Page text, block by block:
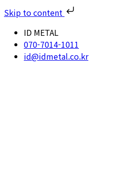
Skip to content
ID METAL
070-7014-1011
id@idmetal.co.kr